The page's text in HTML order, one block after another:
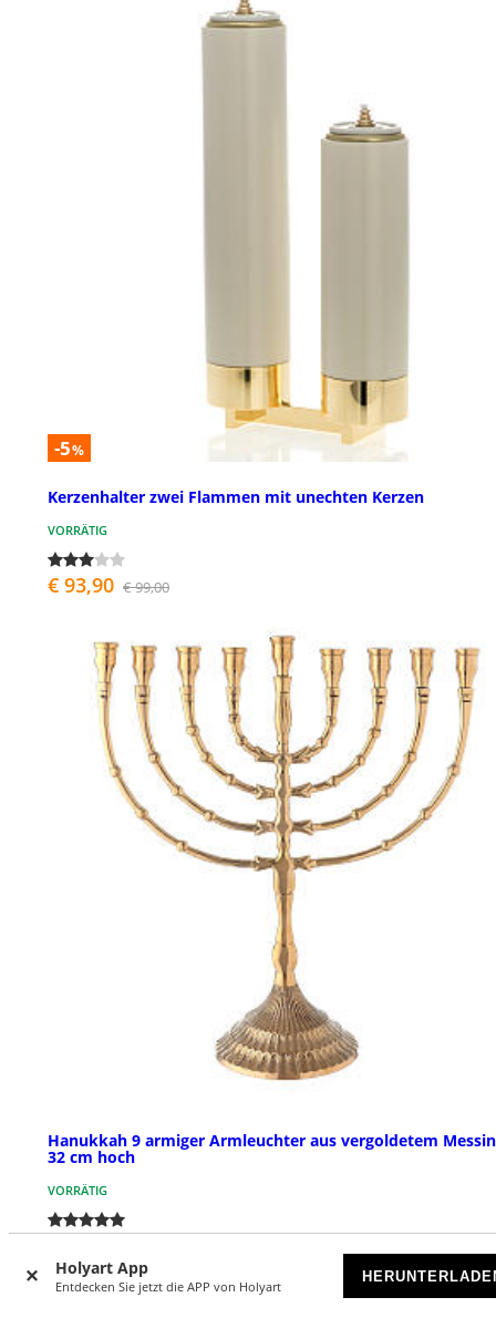
Holyart App
Entdecken Sie jetzt die APP von Holyart
-5%
Kerzenhalter zwei Flammen mit unechten Kerzen
VORRÄTIG
€ 93,90 € 99,00
Hanukkah 9 armiger Armleuchter aus vergoldetem
32 cm hoch
VORRÄTIG